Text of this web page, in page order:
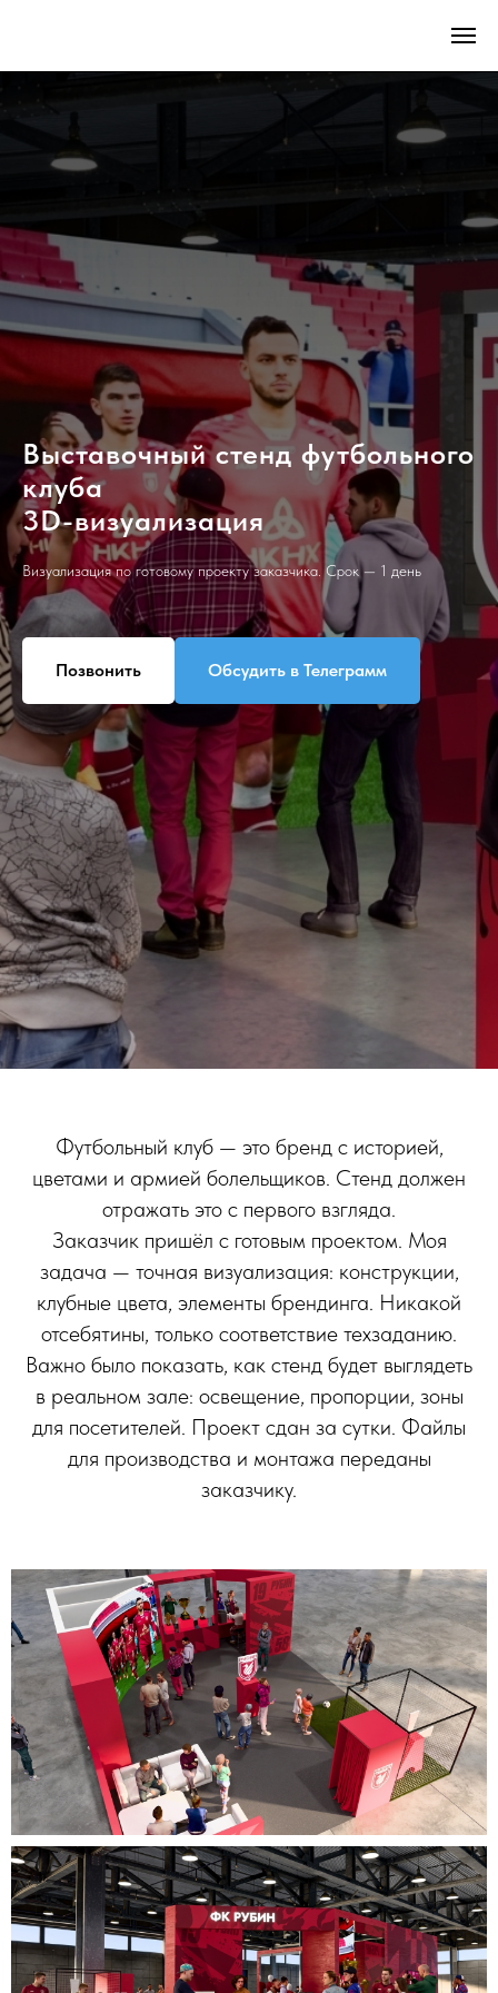
Выставочный стенд футбольного
клуба
3D-визуализация
Визуализация по готовому проекту заказчика. Срок — 1 день
Позвонить Обсудить в Телеграмм
Футбольный клуб — это бренд с историей,
цветами и армией болельщиков. Стенд должен
отражать это с первого взгляда.
Заказчик пришёл с готовым проектом. Моя
задача — точная визуализация: конструкции,
клубные цвета, элементы брендинга. Никакой
отсебятины, только соответствие техзаданию.
Важно было показать, как стенд будет выглядеть
в реальном зале: освещение, пропорции, зоны
для посетителей. Проект сдан за сутки. Файлы
для производства и монтажа переданы
заказчику.